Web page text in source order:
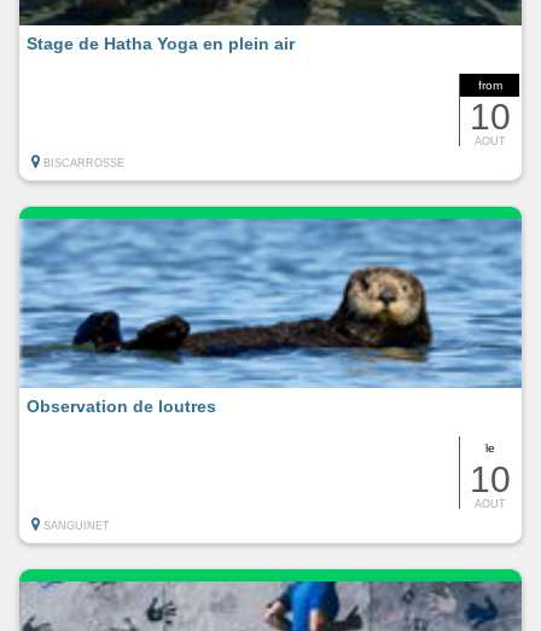
from
10
AOUT
Stage de Hatha Yoga en plein air
BISCARROSSE
le
10
AOUT
Observation de loutres
SANGUINET